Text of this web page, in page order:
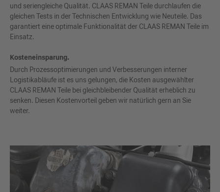
und seriengleiche Qualität. CLAAS REMAN Teile durchlaufen die
gleichen Tests in der Technischen Entwicklung wie Neuteile. Das
garantiert eine optimale Funktionalität der CLAAS REMAN Teile im
Einsatz.
Kosteneinsparung.
Durch Prozessoptimierungen und Verbesserungen interner
Logistikabläufe ist es uns gelungen, die Kosten ausgewählter
CLAAS REMAN Teile bei gleichbleibender Qualität erheblich zu
senken. Diesen Kostenvorteil geben wir natürlich gern an Sie
weiter.